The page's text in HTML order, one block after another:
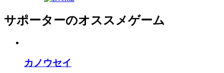
サポーターのオススメゲーム
カノウセイ